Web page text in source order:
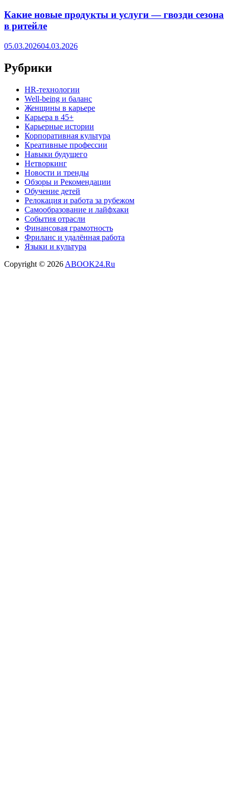
Какие новые продукты и услуги — гвозди сезона
в ритейле
05.03.202604.03.2026
Рубрики
HR‑технологии
Well-being и баланс
Женщины в карьере
Карьера в 45+
Карьерные истории
Корпоративная культура
Креативные профессии
Навыки будущего
Нетворкинг
Новости и тренды
Обзоры и Рекомендации
Обучение детей
Релокация и работа за рубежом
Самообразование и лайфхаки
События отрасли
Финансовая грамотность
Фриланс и удалённая работа
Языки и культура
Copyright © 2026 ABOOK24.Ru